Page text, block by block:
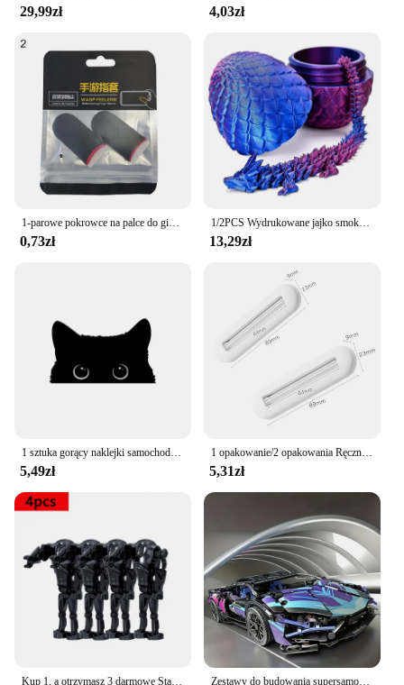
29,99zł 4,03zł
0,73zł
1/2PCS Wydrukowane jajko smoka z smokiem Pełna przegubowa model smoka Ruchoma obrotowa przegubowa ozdoba na biurko Zabawka dla dzieci
13,29zł
5,49zł
1 opakowanie/2 opakowania Ręczny wyciskacz do pasty do zębów do użytku domowego, odpowiedni do pasty do zębów, kremów do rąk, wyciskacza do mycia twarzy, biały
5,31zł
Kup 1, a otrzymasz 3 darmowe Startion nosi klon robot żołnierz klocki Disney Model lalki klocki dla dzieci prezenty Zestawy do budowania supersamochodów w skali 1:14 67128 Samochody 1314 SZTUK Zestawy do budowania dla dorosłych Prezent urodzinowy dla dzieci